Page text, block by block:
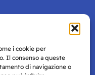
i cookie per
Il consenso a queste
di navigazione o